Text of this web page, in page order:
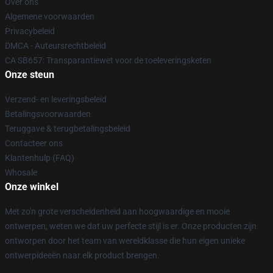
Algemene voorwaarden
Privacybeleid
DMCA - Auteursrechtbeleid
CA SB657: Transparantiewet voor de toeleveringsketen
Onze steun
Verzend- en leveringsbeleid
Betalingsvoorwaarden
Teruggave & terugbetalingsbeleid
Contacteer ons
Klantenhulp (FAQ)
Whosale
Onze winkel
Met zo'n grote verscheidenheid aan hoogwaardige en mooie
ontwerpen, weten we dat uw perfecte stijl is er. Onze producten zijn
ontworpen door het team van wereldklasse die hun eigen unieke
ontwerpideeën naar elk product brengen.